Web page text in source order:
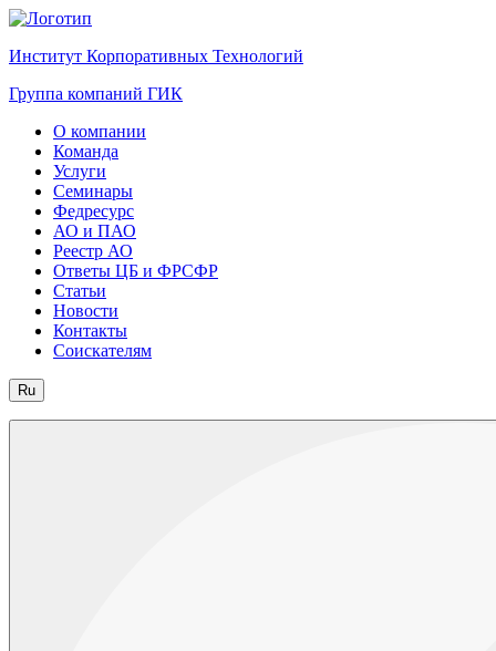
Институт Корпоративных Технологий
Группа компаний ГИК
О компании
Команда
Услуги
Семинары
Федресурс
АО и ПАО
Реестр АО
Ответы ЦБ и ФРСФР
Статьи
Новости
Контакты
Соискателям
Ru